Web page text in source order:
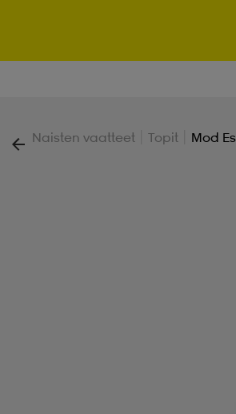
Naisten vaatteet Topit Mod